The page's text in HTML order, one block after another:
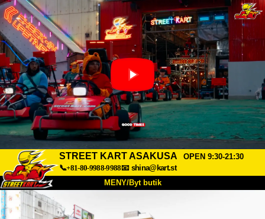
STREET KART ASAKUSA
OPEN 9:30-21:30
📞+81-80-9988-9988📧 shina@kart.st
MENY/Byt butik